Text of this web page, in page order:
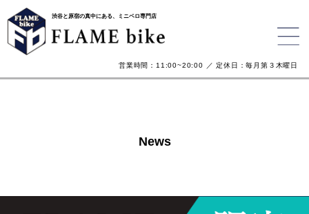
渋谷と原宿の真中にある、ミニベロ専門店
営業時間：11:00~20:00 ／ 定休日：毎月第３木曜日
News